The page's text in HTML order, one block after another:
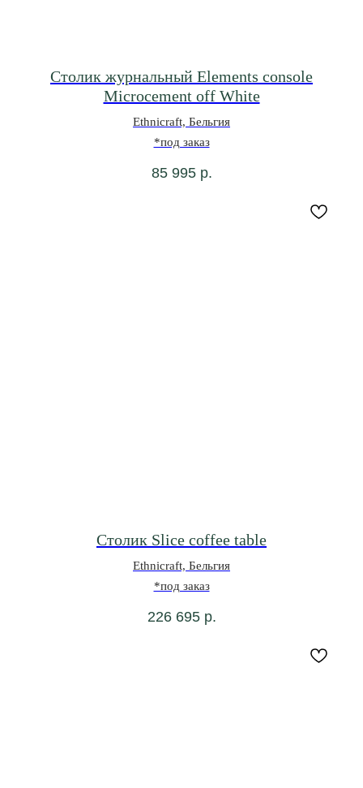
Столик журнальный Elements console
Microcement off White
Ethnicraft, Бельгия
*под заказ
85 995 р.
Столик Slice coffee table
Ethnicraft, Бельгия
*под заказ
226 695 р.